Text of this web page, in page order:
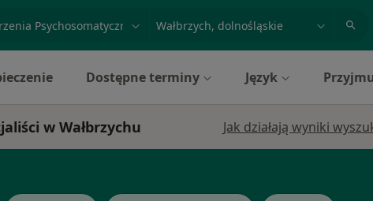
miasto lub dzielnica
Dostępne terminy Język
w Wałbrzychu Jak działają wyniki